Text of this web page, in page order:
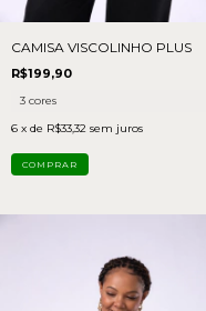
CAMISA VISCOLINHO PLUS
R$199,90
3 cores
6 x de R$33,32 sem juros
COMPRAR